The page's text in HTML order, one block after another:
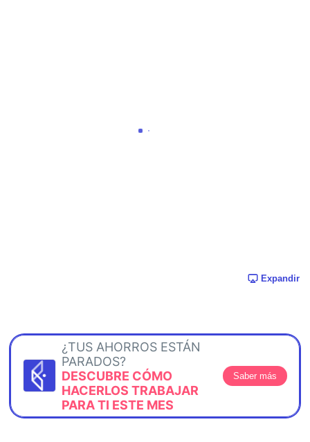
Expandir
¿TUS AHORROS ESTÁN
PARADOS?
DESCUBRE CÓMO
HACERLOS TRABAJAR
PARA TI ESTE MES
Saber más